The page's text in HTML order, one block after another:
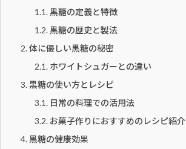
黒糖の定義と特徴
黒糖の歴史と製法
体に優しい黒糖の秘密
ホワイトシュガーとの違い
黒糖の使い方とレシピ
日常の料理での活用法
お菓子作りにおすすめのレシピ紹介
黒糖の健康効果